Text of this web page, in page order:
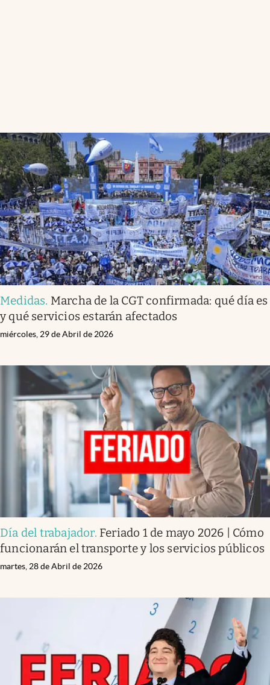
Medidas. Marcha de la CGT confirmada: qué día es
y qué servicios estarán afectados
miércoles, 29 de Abril de 2026
Día del trabajador. Feriado 1 de mayo 2026 | Cómo
funcionarán el transporte y los servicios públicos
martes, 28 de Abril de 2026